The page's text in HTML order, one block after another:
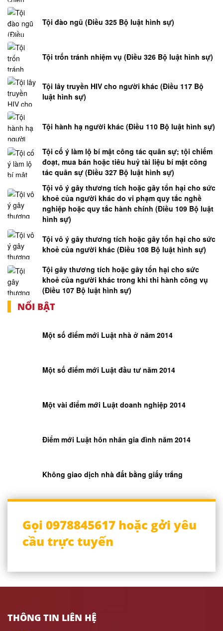
Tội đào ngũ (Điều 325 Bộ luật hình sự)
Tội trốn tránh nhiệm vụ (Điều 326 Bộ luật hình sự)
Tội lây truyền HIV cho người khác (Điều 117 Bộ
luật hình sự)
Tội hành hạ người khác (Điều 110 Bộ luật hình sự)
Tội cố ý làm lộ bí mật công tác quân sự; tội chiếm
đoạt, mua bán hoặc tiêu huỷ tài liệu bí mật công
tác quân sự (Điều 327 Bộ luật hình sự)
Tội vô ý gây thương tích hoặc gây tổn hại cho sức
khoẻ của người khác do vi phạm quy tắc nghề
nghiệp hoặc quy tắc hành chính (Điều 109 Bộ luật
hình sự)
Tội vô ý gây thương tích hoặc gây tổn hại cho sức
khoẻ của người khác (Điều 108 Bộ luật hình sự)
Tội gây thương tích hoặc gây tổn hại cho sức
khoẻ của người khác trong khi thi hành công vụ
(Điều 107 Bộ luật hình sự)
NỔI BẬT
Một số điểm mới Luật nhà ở năm 2014
Một số điểm mới Luật đầu tư năm 2014
Một vài điểm mới Luật doanh nghiệp 2014
Điểm mới Luật hôn nhân gia đình năm 2014
Không giao dịch nhà đất bằng giấy trắng
Gọi 0978845617 hoặc gởi yêu
cầu trực tuyến
THÔNG TIN LIÊN HỆ